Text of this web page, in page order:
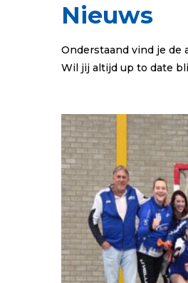
Nieuws
Onderstaand vind je de
Wil jij altijd up to date